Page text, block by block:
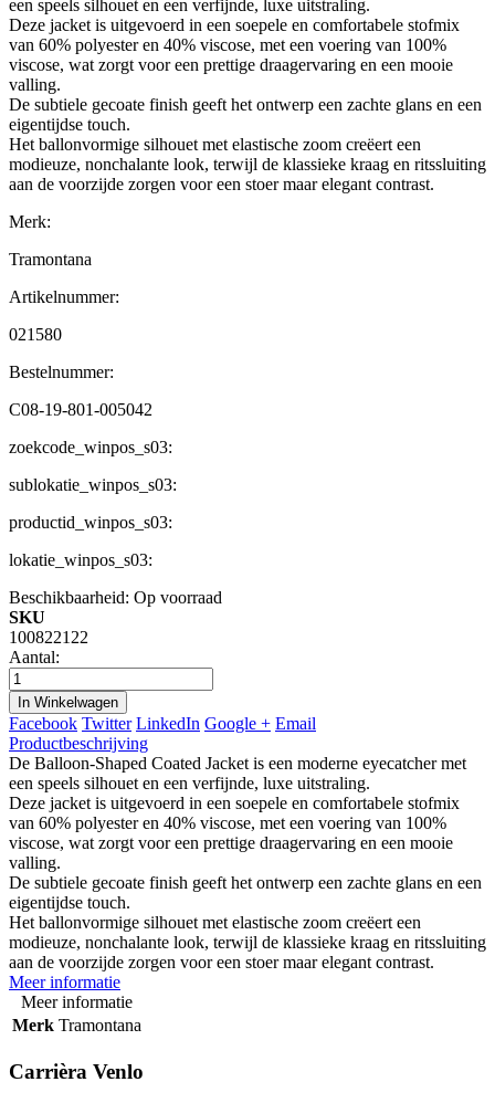
een speels silhouet en een verfijnde, luxe uitstraling.
Deze jacket is uitgevoerd in een soepele en comfortabele stofmix
van 60% polyester en 40% viscose, met een voering van 100%
viscose, wat zorgt voor een prettige draagervaring en een mooie
valling.
De subtiele gecoate finish geeft het ontwerp een zachte glans en een
eigentijdse touch.
Het ballonvormige silhouet met elastische zoom creëert een
modieuze, nonchalante look, terwijl de klassieke kraag en ritssluiting
aan de voorzijde zorgen voor een stoer maar elegant contrast.
Merk:
Tramontana
Artikelnummer:
021580
Bestelnummer:
C08-19-801-005042
zoekcode_winpos_s03:
sublokatie_winpos_s03:
productid_winpos_s03:
lokatie_winpos_s03:
Beschikbaarheid: Op voorraad
SKU
100822122
Aantal:
In Winkelwagen
Facebook Twitter LinkedIn Google + Email
Productbeschrijving
De Balloon-Shaped Coated Jacket is een moderne eyecatcher met
een speels silhouet en een verfijnde, luxe uitstraling.
Deze jacket is uitgevoerd in een soepele en comfortabele stofmix
van 60% polyester en 40% viscose, met een voering van 100%
viscose, wat zorgt voor een prettige draagervaring en een mooie
valling.
De subtiele gecoate finish geeft het ontwerp een zachte glans en een
eigentijdse touch.
Het ballonvormige silhouet met elastische zoom creëert een
modieuze, nonchalante look, terwijl de klassieke kraag en ritssluiting
aan de voorzijde zorgen voor een stoer maar elegant contrast.
Meer informatie
Meer informatie
Merk Tramontana
Carrièra Venlo